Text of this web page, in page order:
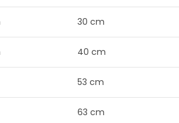
30 cm
40 cm
53 cm
63 cm